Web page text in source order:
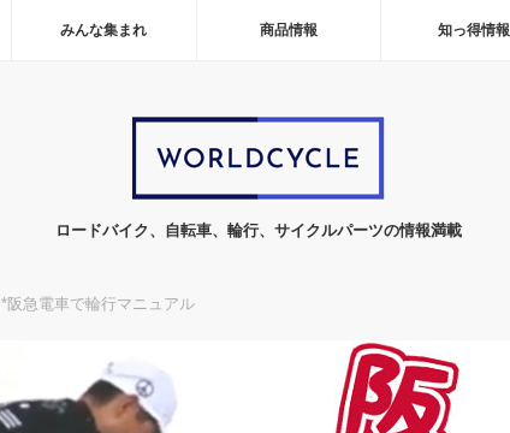
みんな集まれ 商品情報 知っ得情報
ロードバイク、自転車、輪行、サイクルパーツの情報満載
*阪急電車で輪行マニュアル